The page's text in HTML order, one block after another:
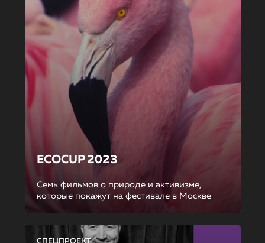
ECOCUP 2023
Семь фильмов о природе и активизме,
которые покажут на фестивале в Москве